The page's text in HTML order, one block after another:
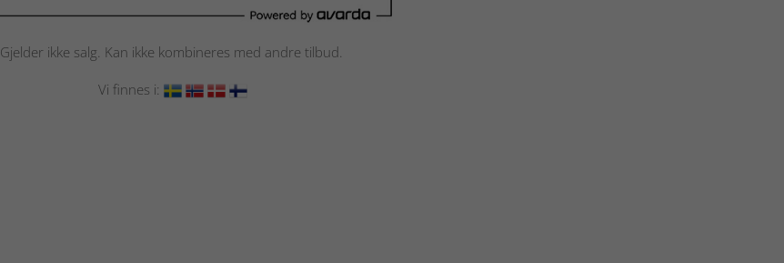
Gjelder ikke salg. Kan ikke kombineres med andre tilbud.
Vi finnes i: